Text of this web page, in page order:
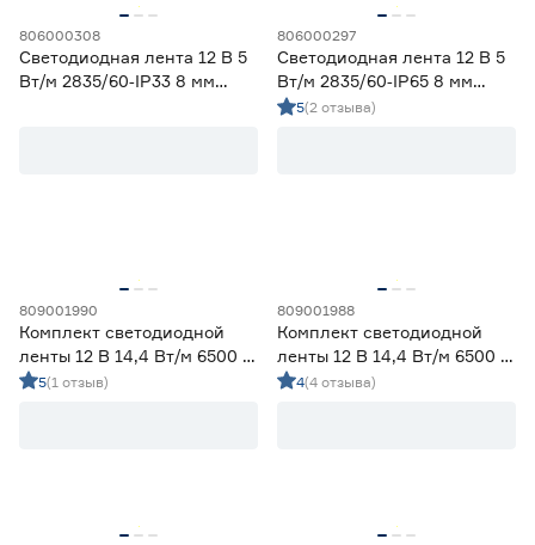
Тип светодиода
Apeyron
Geniled
IEK
0
Navigator
Ещё 2
Страна производства
806000308
Светодиодная лента 12 В 5
Вт/м 2835/60‑IP33 8 мм
806000297
Светодиодная лента 12 В 5
Вт/м 2835/60‑IP65 8 мм
теплый 5 м Geniled
5(2 отзыва)
809001990
Комплект светодиодной
ленты 12 В 14,4 Вт/м 6500 К
IP65 5050 5 м ЭРА
5(1 отзыв)
809001988
Комплект светодиодной
ленты 12 В 14,4 Вт/м 6500 К
IP20 5050 5 м ЭРА
4(4 отзыва)